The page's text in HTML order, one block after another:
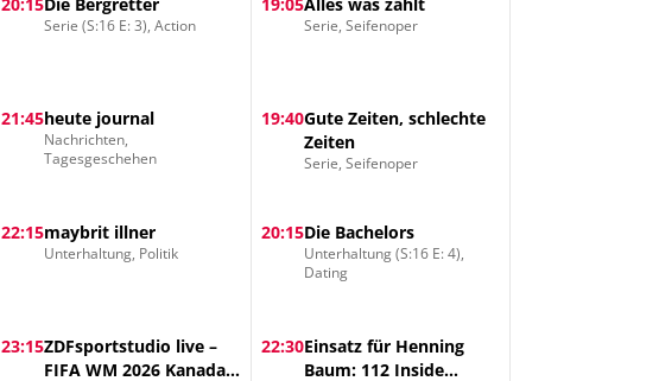
Serie (S:16 E: 3), Action
21:45heute journal
Nachrichten,
Tagesgeschehen
22:15maybrit illner
Unterhaltung, Politik
23:15ZDFsportstudio live –
FIFA WM 2026 Kanada –
Serie, Seifenoper
19:40Gute Zeiten, schlechte
Zeiten
Serie, Seifenoper
20:15Die Bachelors
Unterhaltung (S:16 E: 4),
Dating
22:30Einsatz für Henning
Baum: 112 Inside